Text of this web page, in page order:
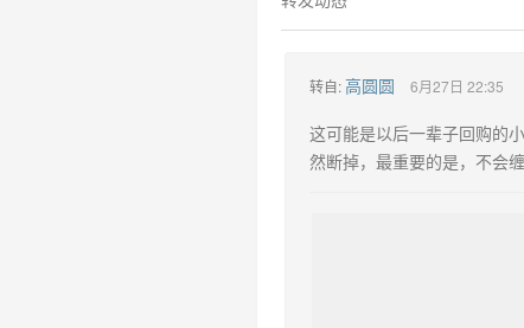
转自:高圆圆 6月27日 22:35
这可能是以后一辈子回购的
然断掉，最重要的是，不会缠